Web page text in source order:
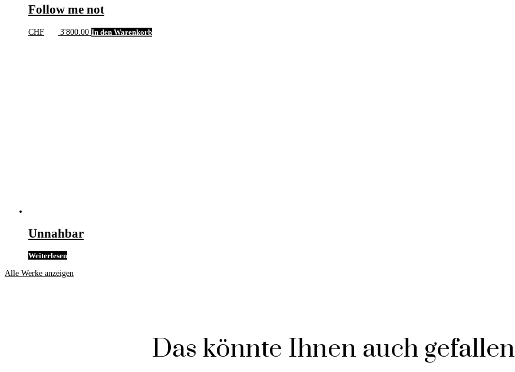
Follow me not
CHF 3'800.00 In den Warenkorb
Unnahbar
Weiterlesen
Alle Werke anzeigen
Das könnte Ihnen auch gefallen